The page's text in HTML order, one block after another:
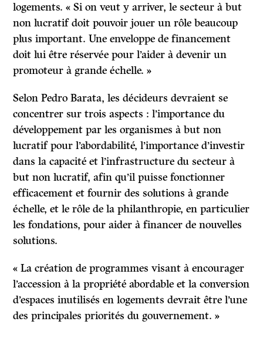
logements. « Si on veut y arriver, le secteur à but
non lucratif doit pouvoir jouer un rôle beaucoup
plus important. Une enveloppe de financement
doit lui être réservée pour l’aider à devenir un
promoteur à grande échelle. »
Selon Pedro Barata, les décideurs devraient se
concentrer sur trois aspects : l’importance du
développement par les organismes à but non
lucratif pour l’abordabilité, l’importance d’investir
dans la capacité et l’infrastructure du secteur à
but non lucratif, afin qu’il puisse fonctionner
efficacement et fournir des solutions à grande
échelle, et le rôle de la philanthropie, en particulier
les fondations, pour aider à financer de nouvelles
solutions.
« La création de programmes visant à encourager
l’accession à la propriété abordable et la conversion
d’espaces inutilisés en logements devrait être l’une
des principales priorités du gouvernement. »